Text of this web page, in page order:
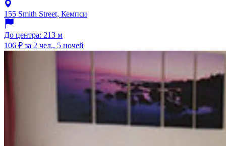
155 Smith Street, Кемпси
До центра: 213 м
106 ₽ за 2 чел., 5 ночей